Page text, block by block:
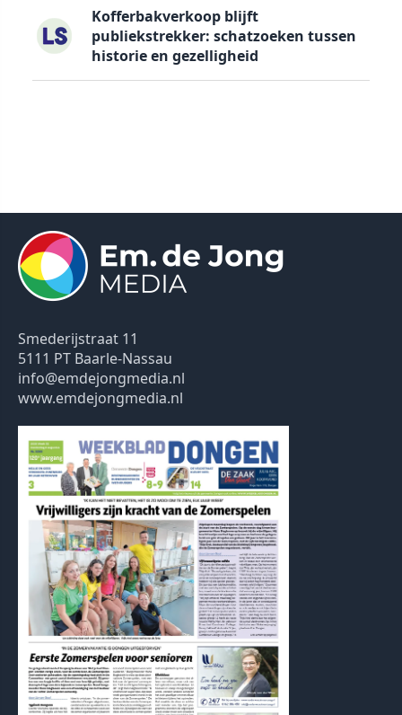
Kofferbakverkoop blijft
publiekstrekker: schatzoeken tussen
historie en gezelligheid
Smederijstraat 11
5111 PT Baarle-Nassau
info@emdejongmedia.nl
www.emdejongmedia.nl